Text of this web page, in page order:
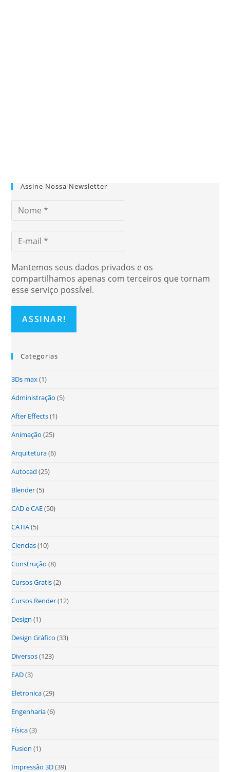
Assine Nossa Newsletter
Mantemos seus dados privados e os
compartilhamos apenas com terceiros que tornam
esse serviço possível.
Categorias
3Ds max(1)
Administração (5)
After Effects(1)
Animação (25)
Arquitetura(6)
Autocad (25)
Blender(5)
CAD e CAE(50)
CATIA(5)
Ciencias(10)
Construção (8)
Cursos Gratis(2)
Cursos Render(12)
Design (1)
Design Gráfico (33)
Diversos(123)
EAD(3)
Eletronica(29)
Engenharia(6)
Física(3)
Fusion (1)
Impressão 3D(39)